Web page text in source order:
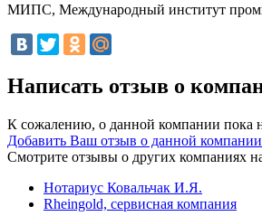
МИПС, Международный институт
Написать отзыв о
К сожалению, о данной компании пока
Добавить Ваш отзыв о данной
Смотрите отзывы о других компаниях
Нотариус Ковальчак И.Я.
Rheingold, сервисная компания